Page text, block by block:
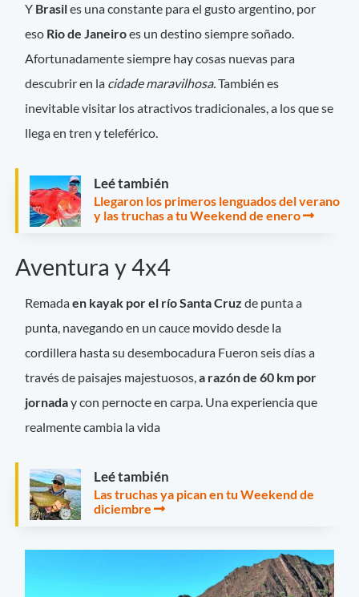
Y Brasiles una constante para el gusto argentino, por
eso Rio de Janeiroes un destino siempre soñado.
Afortunadamente siempre hay cosas nuevas para
descubrir en la cidade maravilhosa.También es
inevitable visitar los atractivos tradicionales, a los que se
llega en tren y teleférico.
Leé también
Llegaron los primeros lenguados del verano
y las truchas a tu Weekend de enero
Aventura y 4x4
Remadaen kayak por el río Santa Cruz de punta a
punta, navegando en un cauce movido desde la
cordillera hasta su desembocadura Fueron seis días a
través de paisajes majestuosos,a razón de 60 km por
jornaday con pernocte en carpa. Una experiencia que
realmente cambia la vida
Leé también
Las truchas ya pican en tu Weekend de
diciembre